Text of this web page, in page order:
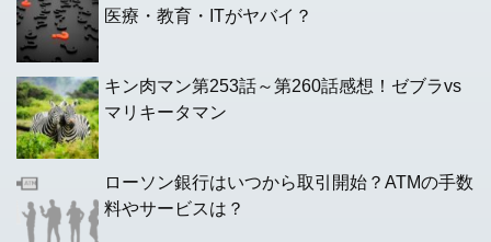
医療・教育・ITがヤバイ？
キン肉マン第253話～第260話感想！ゼブラvs
マリキータマン
ローソン銀行はいつから取引開始？ATMの手数
料やサービスは？